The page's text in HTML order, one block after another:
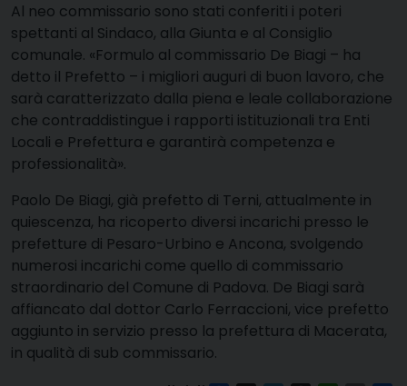
Al neo commissario sono stati conferiti i poteri
spettanti al Sindaco, alla Giunta e al Consiglio
comunale. «Formulo al commissario De Biagi – ha
detto il Prefetto – i migliori auguri di buon lavoro, che
sarà caratterizzato dalla piena e leale collaborazione
che contraddistingue i rapporti istituzionali tra Enti
Locali e Prefettura e garantirà competenza e
professionalità».
Paolo De Biagi, già prefetto di Terni, attualmente in
quiescenza, ha ricoperto diversi incarichi presso le
prefetture di Pesaro-Urbino e Ancona, svolgendo
numerosi incarichi come quello di commissario
straordinario del Comune di Padova. De Biagi sarà
affiancato dal dottor Carlo Ferraccioni, vice prefetto
aggiunto in servizio presso la prefettura di Macerata,
in qualità di sub commissario.